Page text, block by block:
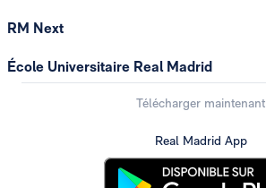
RM Next
École Universitaire Real Madrid
Télécharger maintenant
Real Madrid App